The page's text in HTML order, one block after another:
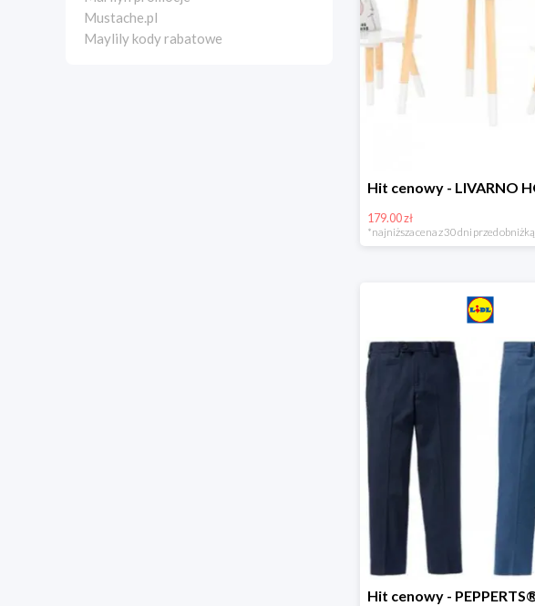
Mustache.pl
Maylily kody rabatowe
179.00 zł
*najniższa cena z 30 dni przed obniżką